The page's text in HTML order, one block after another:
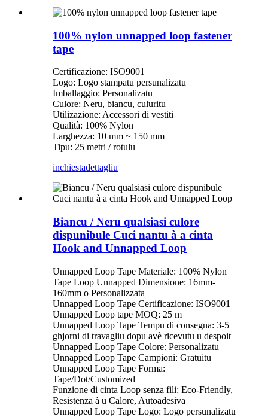
100% nylon unnapped loop fastener
tape
Certificazione: ISO9001
Logo: Logo stampatu persunalizatu
Imballaggio: Personalizatu
Culore: Neru, biancu, culuritu
Utilizazione: Accessori di vestiti
Qualità: 100% Nylon
Larghezza: 10 mm ~ 150 mm
Tipu: 25 metri / rotulu
inchiestadettagliu
Biancu / Neru qualsiasi culore
dispunibule Cuci nantu à a cinta
Hook and Unnapped Loop
Unnapped Loop Tape Materiale: 100% Nylon
Tape Loop Unnapped Dimensione: 16mm-
160mm o Personalizzata
Unnapped Loop Tape Certificazione: ISO9001
Unnapped Loop tape MOQ: 25 m
Unnapped Loop Tape Tempu di consegna: 3-5
ghjorni di travagliu dopu avè ricevutu u despoit
Unnapped Loop Tape Colore: Personalizatu
Unnapped Loop Tape Campioni: Gratuitu
Unnapped Loop Tape Forma:
Tape/Dot/Customized
Funzione di cinta Loop senza fili: Eco-Friendly,
Resistenza à u Calore, Autoadesiva
Unnapped Loop Tape Logo: Logo persunalizatu